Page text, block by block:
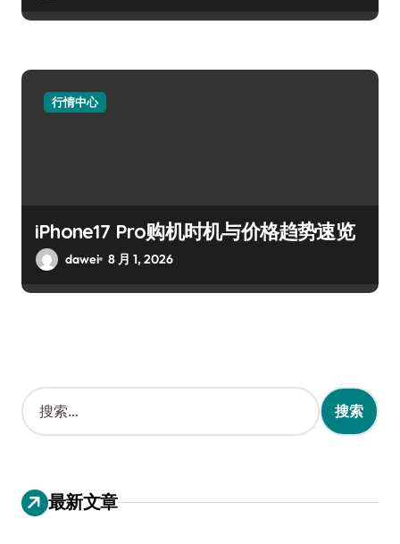
行情中心
iPhone17 Pro购机时机与价格趋势速览
dawei 8 月 1, 2026
搜
索
：
最新文章